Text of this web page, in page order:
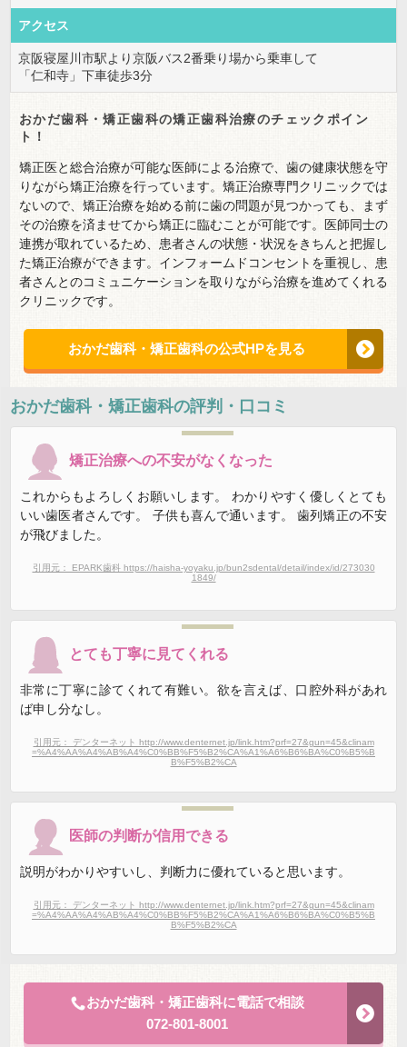
アクセス
京阪寝屋川市駅より京阪バス2番乗り場から乗車して
「仁和寺」下車徒歩3分
おかだ歯科・矯正歯科の矯正歯科治療のチェックポイン
ト！
矯正医と総合治療が可能な医師による治療で、歯の健康状態を守
りながら矯正治療を行っています。矯正治療専門クリニックでは
ないので、矯正治療を始める前に歯の問題が見つかっても、まず
その治療を済ませてから矯正に臨むことが可能です。医師同士の
連携が取れているため、患者さんの状態・状況をきちんと把握し
た矯正治療ができます。インフォームドコンセントを重視し、患
者さんとのコミュニケーションを取りながら治療を進めてくれる
クリニックです。
おかだ歯科・矯正歯科の公式HPを見る
おかだ歯科・矯正歯科の評判・口コミ
矯正治療への不安がなくなった
これからもよろしくお願いします。 わかりやすく優しくとても
いい歯医者さんです。 子供も喜んで通います。 歯列矯正の不安
が飛びました。
引用元： EPARK歯科 https://haisha-yoyaku.jp/bun2sdental/detail/index/id/273030
1849/
とても丁寧に見てくれる
非常に丁寧に診てくれて有難い。欲を言えば、口腔外科があれ
ば申し分なし。
引用元： デンターネット http://www.denternet.jp/link.htm?prf=27&gun=45&clinam
=%A4%AA%A4%AB%A4%C0%BB%F5%B2%CA%A1%A6%B6%BA%C0%B5%B
B%F5%B2%CA
医師の判断が信用できる
説明がわかりやすいし、判断力に優れていると思います。
引用元： デンターネット http://www.denternet.jp/link.htm?prf=27&gun=45&clinam
=%A4%AA%A4%AB%A4%C0%BB%F5%B2%CA%A1%A6%B6%BA%C0%B5%B
B%F5%B2%CA
おかだ歯科・矯正歯科に電話で相談
072-801-8001